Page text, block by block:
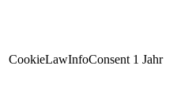
CookieLawInfoConsent 1 Jahr